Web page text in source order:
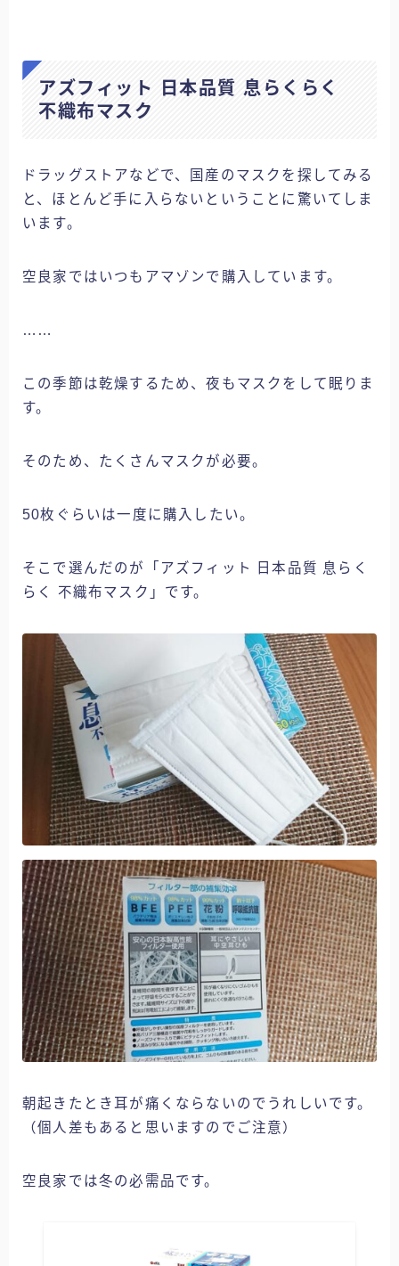
アズフィット 日本品質 息らくらく
不織布マスク
ドラッグストアなどで、国産のマスクを探してみる
と、ほとんど手に入らないということに驚いてしま
います。
空良家ではいつもアマゾンで購入しています。
……
この季節は乾燥するため、夜もマスクをして眠りま
す。
そのため、たくさんマスクが必要。
50枚ぐらいは一度に購入したい。
そこで選んだのが「アズフィット 日本品質 息らく
らく 不織布マスク」です。
朝起きたとき耳が痛くならないのでうれしいです。
（個人差もあると思いますのでご注意）
空良家では冬の必需品です。